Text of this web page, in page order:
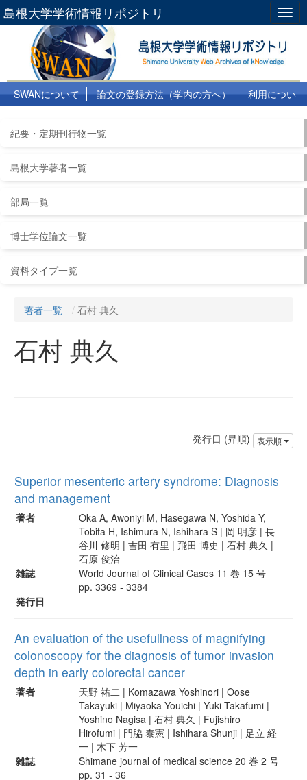
島根大学学術情報リポジトリ
SWANについて 論文の登録方法（学内の方へ）
利用につい
紀要・定期刊行物一覧
島根大学著者一覧
部局一覧
博士学位論文一覧
資料タイプ一覧
著者一覧 石村 典久
石村 典久
発行日 (昇順) 表示順
Superior mesenteric artery syndrome: Diagnosis
and management
著者
Oka A, Awoniyi M, Hasegawa N, Yoshida Y,
Tobita H, Ishimura N, Ishihara S | 岡 明彦 | 長
谷川 修明 | 吉田 有里 | 飛田 博史 | 石村 典久 |
石原 俊治
雑誌
World Journal of Clinical Cases 11 巻 15 号
pp. 3369 - 3384
発行日
An evaluation of the usefullness of magnifying
colonoscopy for the diagnosis of tumor invasion
depth in early colorectal cancer
著者
天野 祐二 | Komazawa Yoshinori | Oose
Takayuki | Miyaoka Youichi | Yuki Takafumi |
Yoshino Nagisa | 石村 典久 | Fujishiro
Hirofumi | 門脇 泰憲 | Ishihara Shunji | 足立 経
一 | 木下 芳一
雑誌
Shimane journal of medical science 20 巻 2 号
pp. 31 - 36